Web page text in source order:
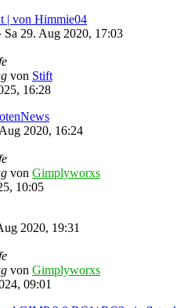
| von Himmie04
Sa 29. Aug 2020, 17:03
von Stift
16:28
2020, 16:24
von Gimplyworxs
10:05
2020, 19:31
von Gimplyworxs
09:01